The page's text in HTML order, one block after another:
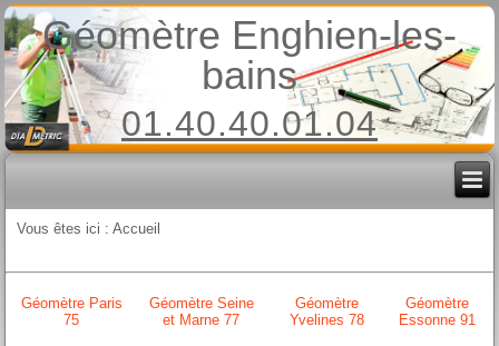
Géomètre Enghien-les-
bains
01.40.40.01.04
Vous êtes ici :Accueil
Géomètre Paris
75
Géomètre Seine
et Marne 77
Géomètre
Yvelines 78
Géomètre
Essonne 91